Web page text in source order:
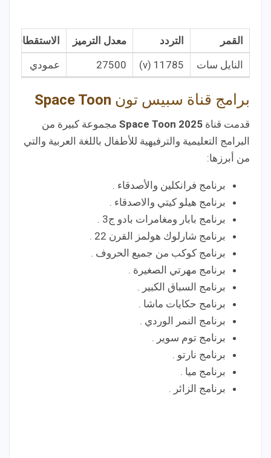
القمر التردد معدل الترميز
الاستقطاب
النايل سات
11785 (v)
27500 عمودي
برامج قناة سبيس تون Space Toon
قدمت قناة Space Toon 2025 مجموعة كبيرة من
البرامج التعليمية والترفيهية للأطفال باللغة العربية والتي
من أبرزها:
برنامج فرانكلين والأصدقاء .
برنامج هيلو كيتي والاصدقاء .
برنامج بابار ومغامرات بادو ج3 .
برنامج شارلوك هولمز القرن 22 .
برنامج كوكب من جميع الحروف .
برنامج مهرتي الصغيرة .
برنامج السباق الكبير .
برنامج حكايات ماشا .
برنامج النمر الوردي .
برنامج توم سوير .
برنامج نارتو .
برنامج ميا .
برنامج الزائر .